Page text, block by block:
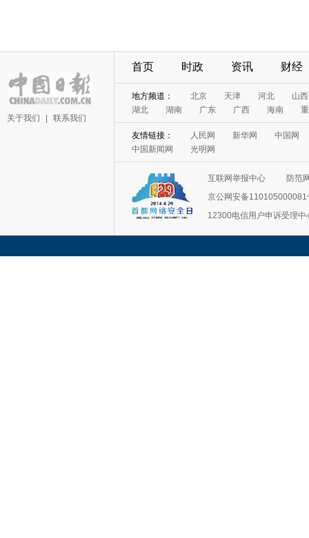
关于我们 联系我们
首页 时政 资讯 财经
地方频道： 北京 天津 河北
山西
湖北
湖南 广东 广西 海南
友情链接： 人民网 新华网
中国网
中国新闻网
光明网
互联网举报中心
防范
京公网安备110105000081
12300电信用户申诉受理中